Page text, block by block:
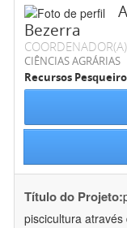
Bezerra
COORDENADOR(A)
CIÊNCIAS AGRÁRIAS
Recursos
Título do Projeto:
piscicultura